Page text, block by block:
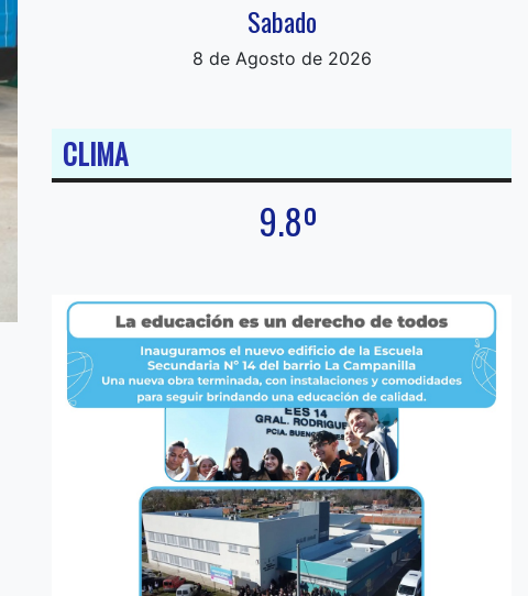
Sabado
8 de Agosto de 2026
CLIMA
9.8º